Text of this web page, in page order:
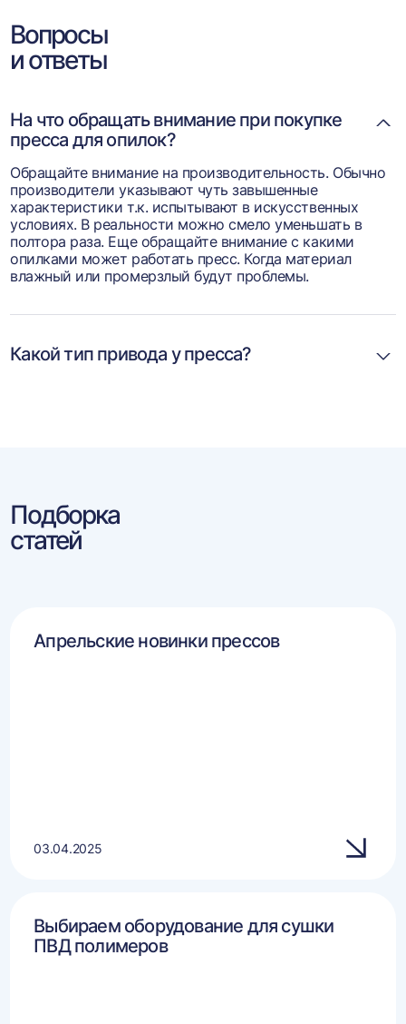
Вопросы
и ответы
На что обращать внимание при покупке
пресса для опилок?
Обращайте внимание на производительность. Обычно
производители указывают чуть завышенные
характеристики т.к. испытывают в искусственных
условиях. В реальности можно смело уменьшать в
полтора раза. Еще обращайте внимание с какими
опилками может работать пресс. Когда материал
влажный или промерзлый будут проблемы.
Какой тип привода у пресса?
Подборка
статей
Апрельские новинки прессов
03.04.2025
Выбираем оборудование для сушки
ПВД полимеров